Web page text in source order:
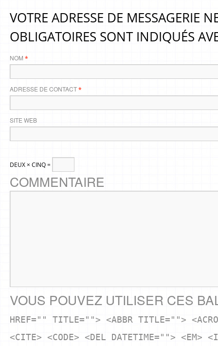
VOTRE ADRESSE DE MESSAGERIE
OBLIGATOIRES SONT INDIQUÉS
NOM *
ADRESSE DE CONTACT*
SITE WEB
DEUX × CINQ =
COMMENTAIRE
VOUS POUVEZ UTILISER CES
HREF="" TITLE=""> <ABBR TITLE="">
<CITE> <CODE> <DEL DATETIME=""> <EM>